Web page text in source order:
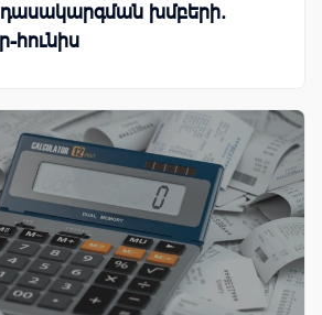
խմբերի.
հունիս